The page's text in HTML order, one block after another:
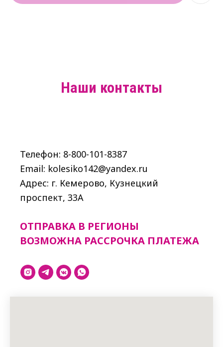
Наши контакты
Телефон: 8-800-101-8387
Email: kolesiko142@yandex.ru
Адрес: г. Кемерово, Кузнецкий
проспект, 33A
ОТПРАВКА В РЕГИОНЫ
ВОЗМОЖНА РАССРОЧКА ПЛАТЕЖА